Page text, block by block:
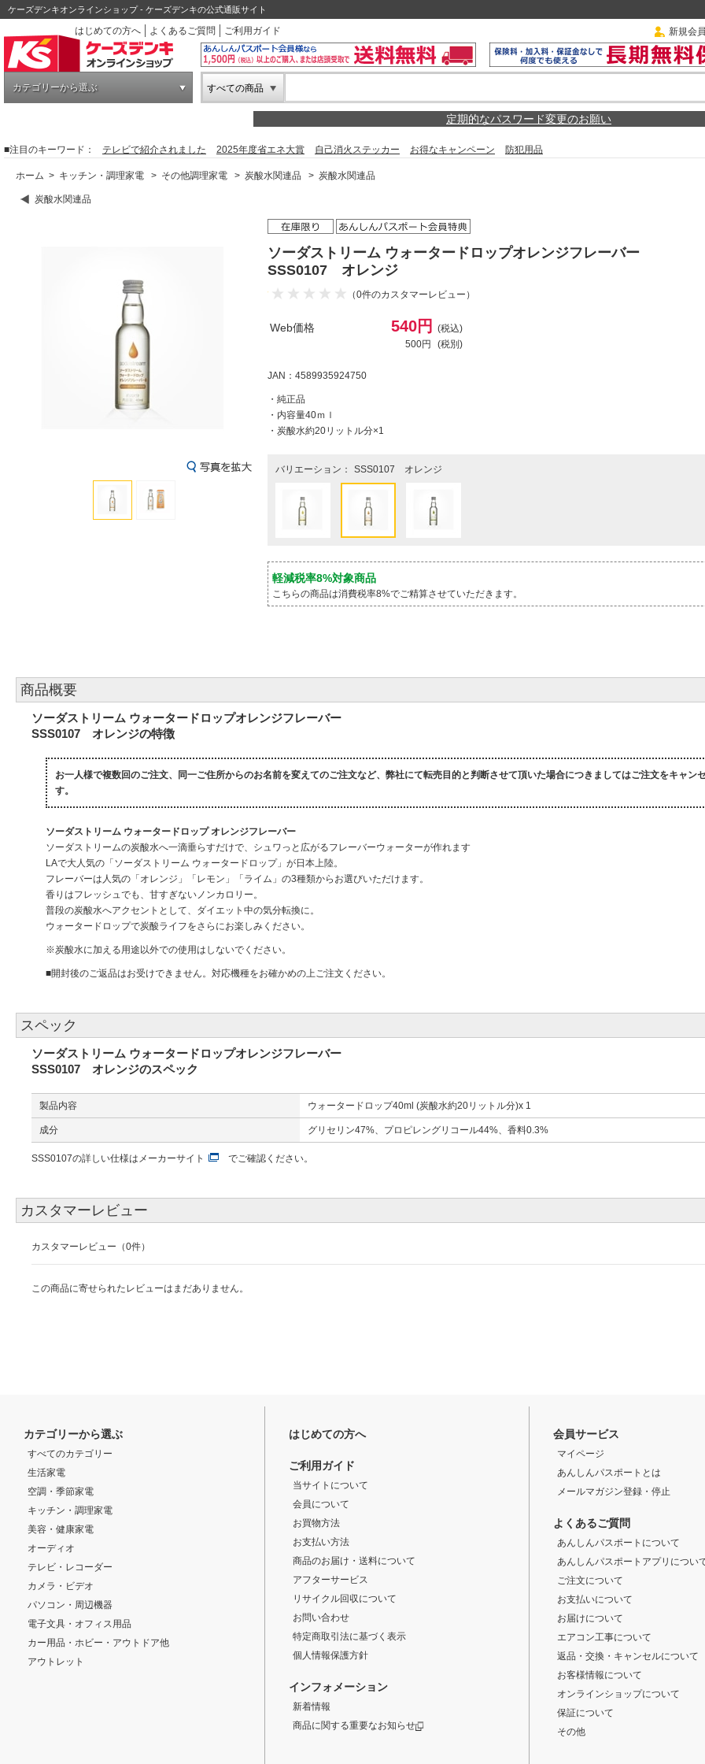
ケーズデンキオンラインショップ - ケーズデンキの公式通販サイト
はじめての方へ
よくあるご質問 ご利用ガイド 新規会
カテゴリーから選ぶ すべての商品
定期的なパスワード変更のお願い
■注目のキーワード： テレビで紹介されました 2025年度省エネ大賞 自己消火ステッカー お得なキャンペーン 防犯用品
ホーム > キッチン・調理家電 > その他調理家電 > 炭酸水関連品 > 炭酸水関連品
炭酸水関連品
ソーダストリーム ウォータードロップオレンジフレーバー
SSS0107 オレンジ
（0件のカスタマーレビュー）
Web価格 540円
(税込)
500円
(税別)
JAN：4589935924750
・純正品
・内容量40ｍｌ
・炭酸水約20リットル分×1
バリエーション： SSS0107 オレンジ
軽減税率8%対象商品
こちらの商品は消費税率8%でご精算させていただきます。
商品概要
ソーダストリーム ウォータードロップオレンジフレーバー
SSS0107 オレンジの特徴
お一人様で複数回のご注文、同一ご住所からのお名前を変えてのご注文など、弊社にて転売目的と判断させて頂いた場合につきましてはご注文をキャン
す。
ソーダストリーム ウォータードロップ オレンジフレーバー
ソーダストリームの炭酸水へ一滴垂らすだけで、シュワっと広がるフレーバーウォーターが作れます
LAで大人気の「ソーダストリーム ウォータードロップ」が日本上陸。
フレーバーは人気の「オレンジ」「レモン」「ライム」の3種類からお選びいただけます。
香りはフレッシュでも、甘すぎないノンカロリー。
普段の炭酸水へアクセントとして、ダイエット中の気分転換に。
ウォータードロップで炭酸ライフをさらにお楽しみください。
※炭酸水に加える用途以外での使用はしないでください。
■開封後のご返品はお受けできません。対応機種をお確かめの上ご注文ください。
スペック
ソーダストリーム ウォータードロップオレンジフレーバー
SSS0107 オレンジのスペック
製品内容 ウォータードロップ40ml (炭酸水約20リットル分)x 1
成分 グリセリン47%、プロピレングリコール44%、香料0.3%
SSS0107の詳しい仕様は メーカーサイト でご確認ください。
カスタマーレビュー
カスタマーレビュー（0件）
この商品に寄せられたレビューはまだありません。
カテゴリーから選ぶ
すべてのカテゴリー
生活家電
空調・季節家電
キッチン・調理家電
美容・健康家電
オーディオ
テレビ・レコーダー
カメラ・ビデオ
パソコン・周辺機器
電子文具・オフィス用品
カー用品・ホビー・アウトドア他
アウトレット
はじめての方へ
ご利用ガイド
当サイトについて
会員について
お買物方法
お支払い方法
商品のお届け・送料について
アフターサービス
リサイクル回収について
お問い合わせ
特定商取引法に基づく表示
個人情報保護方針
インフォメーション
新着情報
商品に関する重要なお知らせ
会員サービス
マイページ
あんしんパスポートとは
メールマガジン登録・停止
よくあるご質問
あんしんパスポートについて
あんしんパスポートアプリについ
ご注文について
お支払いについて
お届けについて
エアコン工事について
返品・交換・キャンセルについて
お客様情報について
オンラインショップについて
保証について
その他